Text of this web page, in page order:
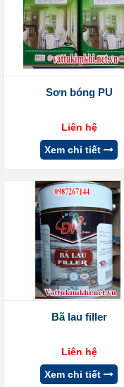
Sơn bóng PU
Liên hệ
Xem chi tiết
Bã lau filler
Liên hệ
Xem chi tiết